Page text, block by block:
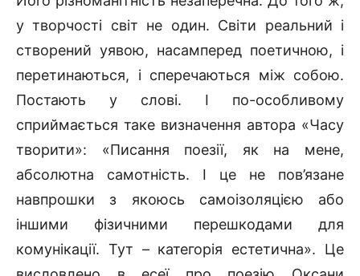
у творчості світ не один. Світи реальний і
створений уявою, насамперед поетичною, і
перетинаються, і сперечаються між собою.
Постають у слові. І по-особливому
сприймається таке визначення автора «Часу
творити»: «Писання поезії, як на мене,
абсолютна самотність. І це не пов’язане
навпрошки з якоюсь самоізоляцією або
іншими фізичними перешкодами для
комунікації. Тут – категорія естетична». Це